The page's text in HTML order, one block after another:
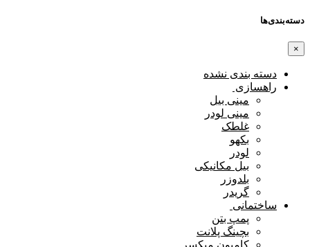
دسته‌بندی‌ها
×
دسته بندی نشده
راهسازی
مینی بیل
مینی لودر
غلطک
بکهو
لودر
بیل مکانیکی
بلدوزر
گریدر
ساختمانی
پمپ بتن
بچینگ پلانت